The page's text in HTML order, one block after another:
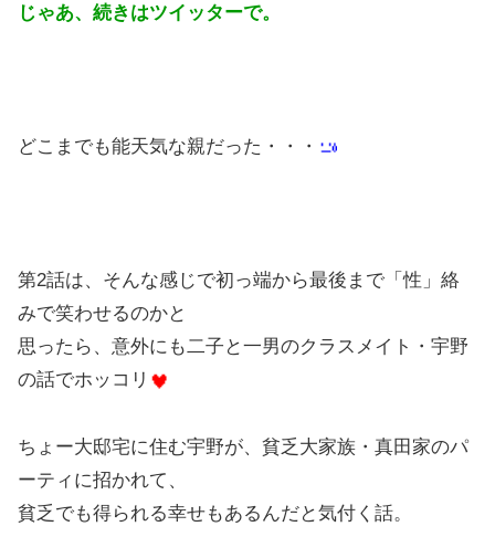
じゃあ、続きはツイッターで。
どこまでも能天気な親だった・・・
第2話は、そんな感じで初っ端から最後まで「性」絡
みで笑わせるのかと
思ったら、意外にも二子と一男のクラスメイト・宇野
の話でホッコリ
ちょー大邸宅に住む宇野が、貧乏大家族・真田家のパ
ーティに招かれて、
貧乏でも得られる幸せもあるんだと気付く話。